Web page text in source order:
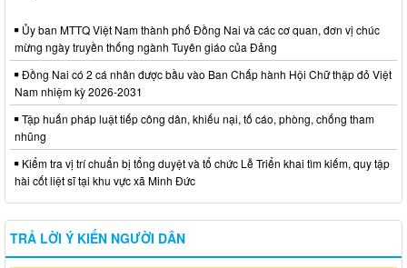
Ủy ban MTTQ Việt Nam thành phố Đồng Nai và các cơ quan, đơn vị chúc
mừng ngày truyền thống ngành Tuyên giáo của Đảng
Đồng Nai có 2 cá nhân được bầu vào Ban Chấp hành Hội Chữ thập đỏ Việt
Nam nhiệm kỳ 2026-2031
Tập huấn pháp luật tiếp công dân, khiếu nại, tố cáo, phòng, chống tham
nhũng
Kiểm tra vị trí chuẩn bị tổng duyệt và tổ chức Lễ Triển khai tìm kiếm, quy tập
hài cốt liệt sĩ tại khu vực xã Minh Đức
TRẢ LỜI Ý KIẾN NGƯỜI DÂN